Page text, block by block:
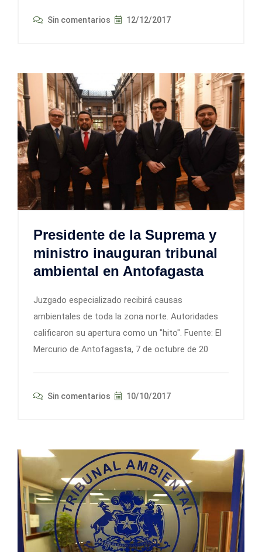
Sin comentarios 12/12/2017
Presidente de la Suprema y
ministro inauguran tribunal
ambiental en Antofagasta
Juzgado especializado recibirá causas
ambientales de toda la zona norte. Autoridades
calificaron su apertura como un "hito". Fuente: El
Mercurio de Antofagasta, 7 de octubre de 20
Sin comentarios 10/10/2017